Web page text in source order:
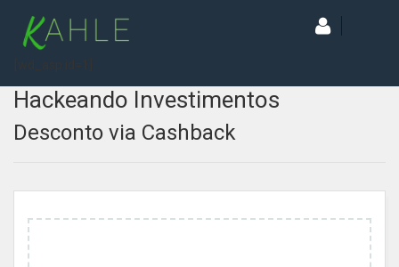
Hackeando Investimentos
Desconto via Cashback